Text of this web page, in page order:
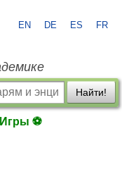
EN DE ES FR
Найти!
Игры ⚽